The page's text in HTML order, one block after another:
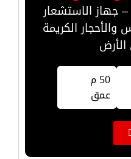
جهاز الاستشعار
الكريمة
50 م
عمق